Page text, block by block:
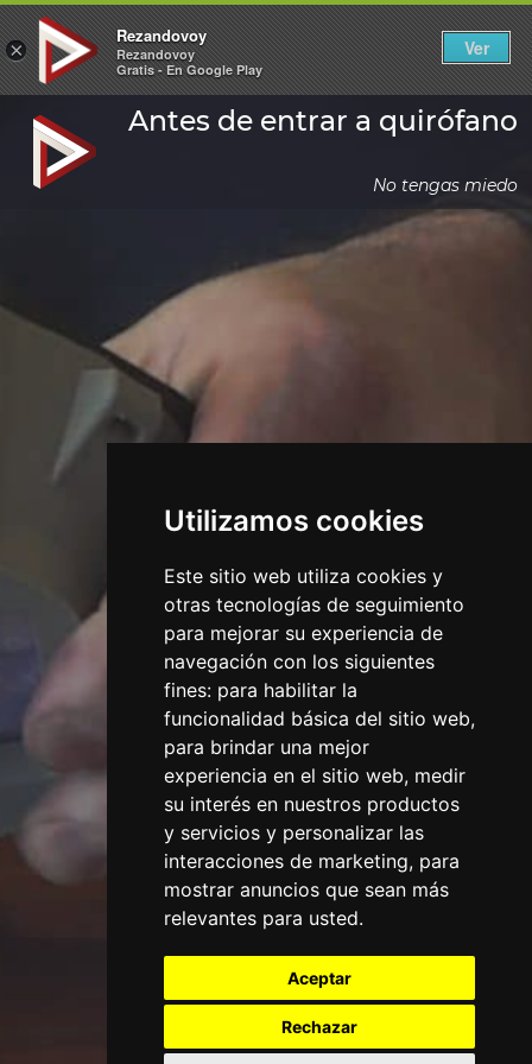
Utilizamos cookies
Este sitio web utiliza cookies y
otras tecnologías de seguimiento
para mejorar su experiencia de
navegación con los siguientes
fines: para habilitar la
funcionalidad básica del sitio web,
para brindar una mejor
experiencia en el sitio web, medir
su interés en nuestros productos
y servicios y personalizar las
interacciones de marketing, para
mostrar anuncios que sean más
relevantes para usted.
Aceptar
Rechazar
×
Rezandovoy
Rezandovoy
Gratis - En Google Play
Ver
Antes de entrar a quirófano
No tengas miedo